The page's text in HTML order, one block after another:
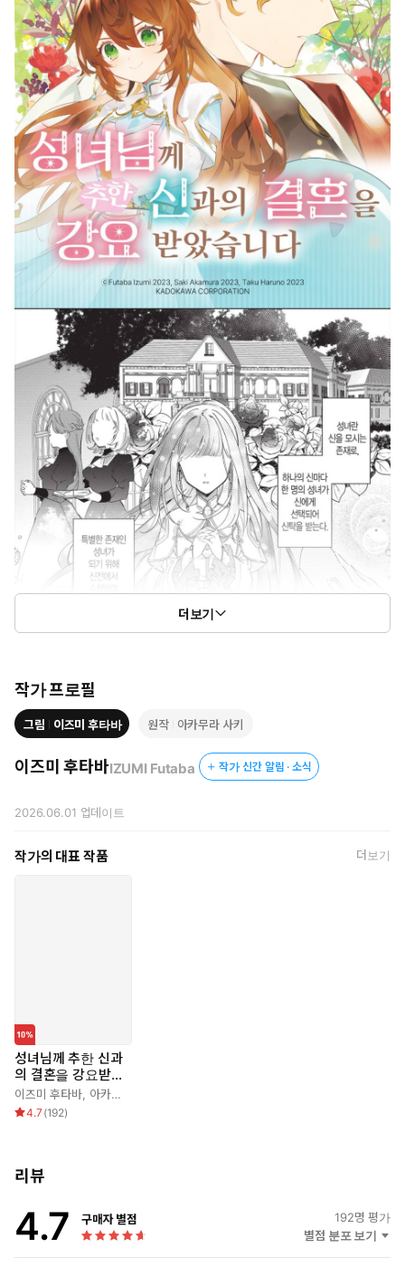
더보기
작가 프로필
그림 이즈미 후타바 원작 아카무라 사키
이즈미 후타바IZUMI Futaba 작가 신간 알림 · 소식
2026.06.01 업데이트
작가의 대표 작품 더보기
성녀님께 추한 신과
의 결혼을 강요받았
습니다
이즈미 후타바, 아카무라 사키
4.7 (192)
리뷰
4.7 구매자 별점 192명 평가
별점 분포 보기